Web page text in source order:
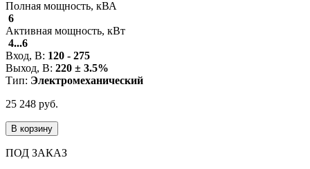
Полная мощность, кВА
6
Активная мощность, кВт
4...6
Вход, В: 120 - 275
Выход, В: 220 ± 3.5%
Тип: Электромеханический
25 248 руб.
В корзину
ПОД ЗАКАЗ